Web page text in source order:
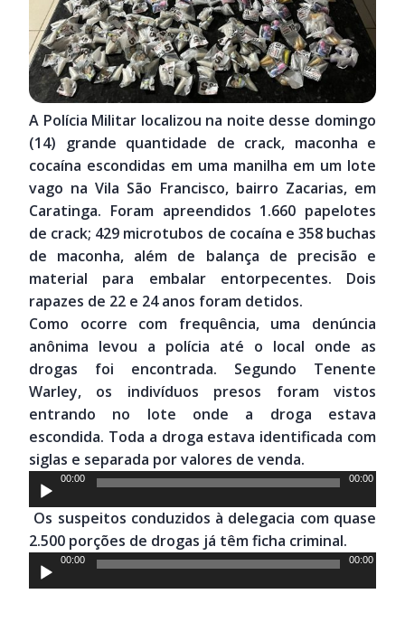
A Polícia Militar localizou na noite desse domingo
(14) grande quantidade de crack, maconha e
cocaína escondidas em uma manilha em um lote
vago na Vila São Francisco, bairro Zacarias, em
Caratinga. Foram apreendidos 1.660 papelotes
de crack; 429 microtubos de cocaína e 358 buchas
de maconha, além de balança de precisão e
material para embalar entorpecentes. Dois
rapazes de 22 e 24 anos foram detidos.
Como ocorre com frequência, uma denúncia
anônima levou a polícia até o local onde as
drogas foi encontrada. Segundo Tenente
Warley, os indivíduos presos foram vistos
entrando no lote onde a droga estava
escondida. Toda a droga estava identificada com
siglas e separada por valores de venda.
Tocador
de
áudio
00:00 00:00
Os suspeitos conduzidos à delegacia com quase
2.500 porções de drogas já têm ficha criminal.
Tocador
de
00:00 00:00